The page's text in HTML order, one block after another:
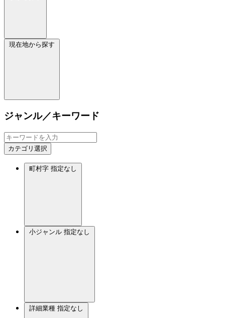
現在地から探す
ジャンル／キーワード
カテゴリ選択
町村字 指定なし
小ジャンル 指定なし
詳細業種 指定なし